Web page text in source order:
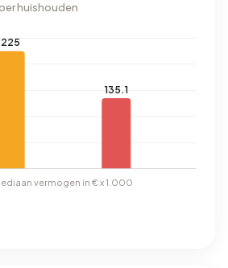
huishouden